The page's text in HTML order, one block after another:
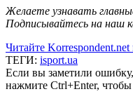
Желаете узнавать
Подписывайтесь на наш
Читайте
ТЕГИ: isport.ua
Если вы заметили
нажмите Ctrl+Enter,